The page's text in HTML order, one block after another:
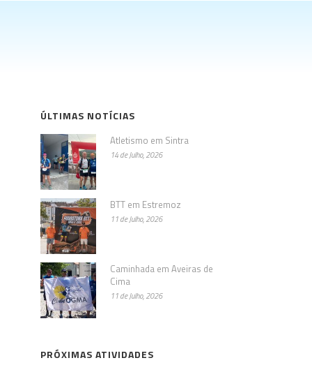
ÚLTIMAS NOTÍCIAS
Atletismo em Sintra
14 de Julho, 2026
BTT em Estremoz
11 de Julho, 2026
Caminhada em Aveiras de
Cima
11 de Julho, 2026
PRÓXIMAS ATIVIDADES